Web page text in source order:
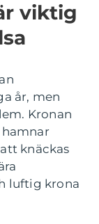
viktig
år, men
Kronan
knäckas
luftig krona